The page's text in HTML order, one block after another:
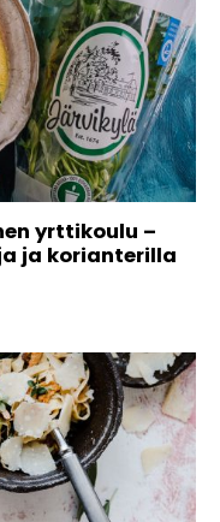
yrttikoulu –
ja korianterilla